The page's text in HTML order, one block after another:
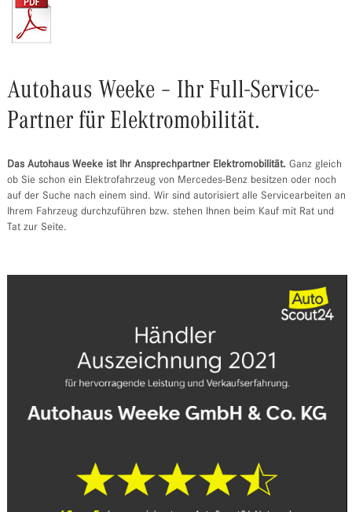
Autohaus Weeke – Ihr Full-Service-
Partner für Elektromobilität.
Das Autohaus Weeke ist Ihr Ansprechpartner Elektromobilität. Ganz gleich
ob Sie schon ein Elektrofahrzeug von Mercedes-Benz besitzen oder noch
auf der Suche nach einem sind. Wir sind autorisiert alle Servicearbeiten an
Ihrem Fahrzeug durchzuführen bzw. stehen Ihnen beim Kauf mit Rat und
Tat zur Seite.